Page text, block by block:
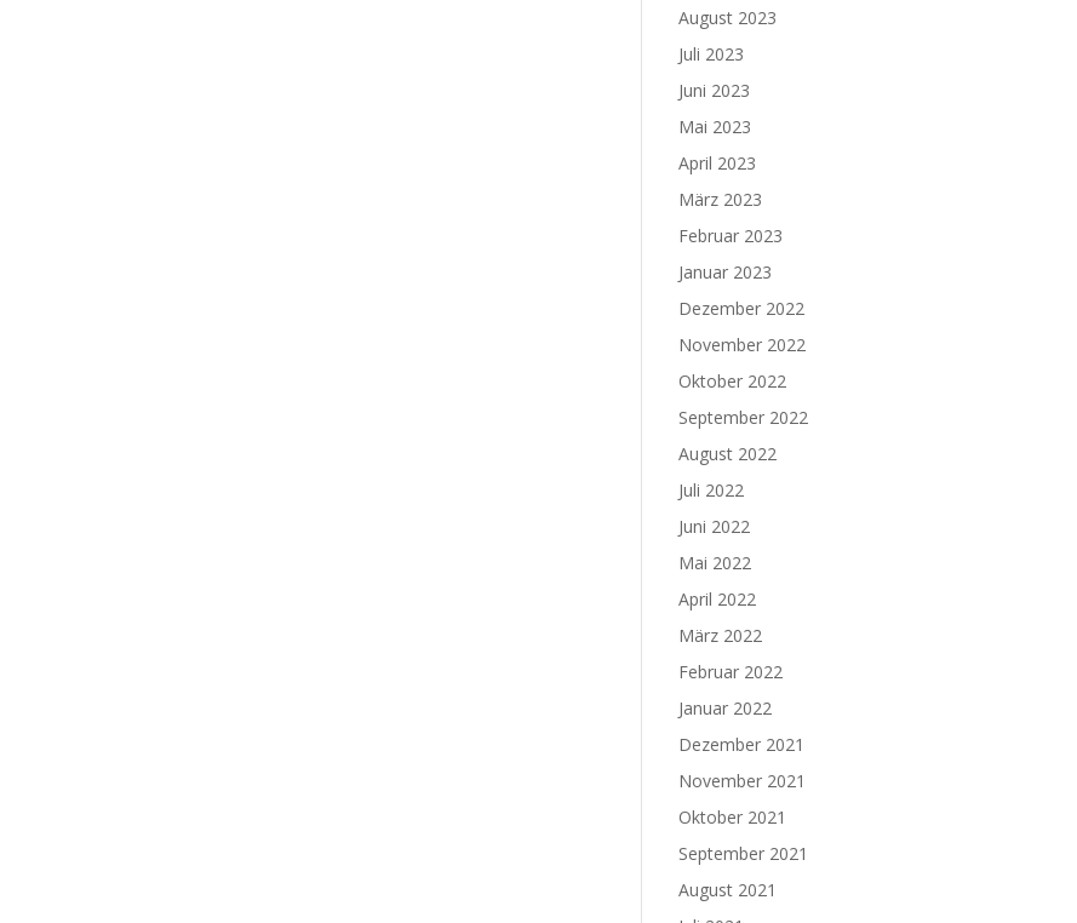
August 2023
Juli 2023
Juni 2023
Mai 2023
April 2023
März 2023
Februar 2023
Januar 2023
Dezember 2022
November 2022
Oktober 2022
September 2022
August 2022
Juli 2022
Juni 2022
Mai 2022
April 2022
März 2022
Februar 2022
Januar 2022
Dezember 2021
November 2021
Oktober 2021
September 2021
August 2021